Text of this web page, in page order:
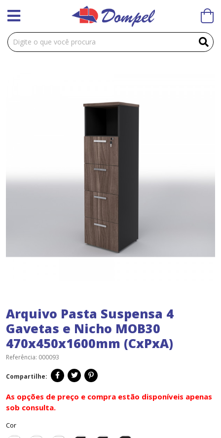
Arquivo Pasta Suspensa 4
Gavetas e Nicho MOB30
470x450x1600mm (CxPxA)
Referência: 000093
Compartilhe:
As opções de preço e compra estão disponíveis apenas
sob consulta.
Cor